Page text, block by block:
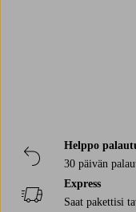
Helppo
30 päivän
Express
Saat pakettisi